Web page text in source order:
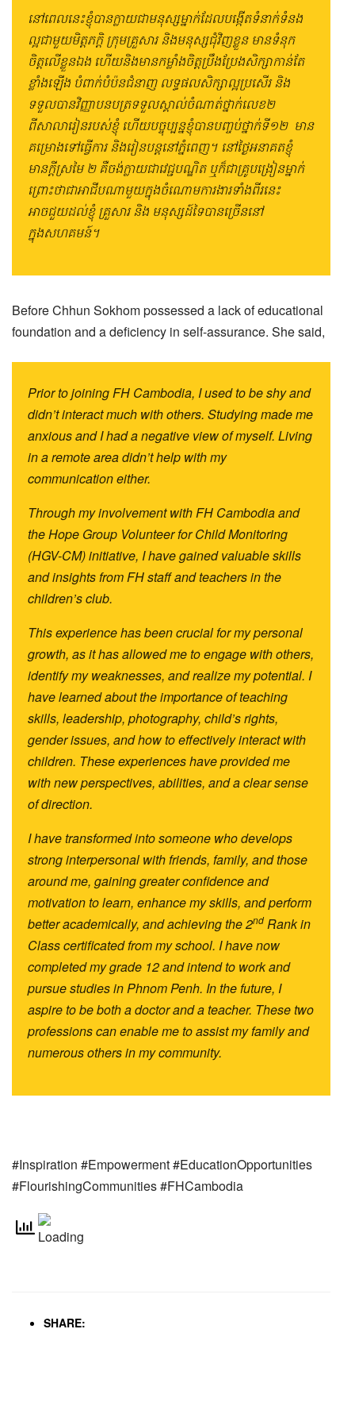
នៅពេលនេះខ្ញុំបានក្លាយជាមនុស្សម្នាក់ដែលបង្កើតទំនាក់ទំនង
ល្អជាមួយមិត្តភក្តិ ក្រុមគ្រួសារ និងមនុស្សជុំវិញខ្លួន មានទំនុក
ចិត្តលើខ្លួនឯង ហើយនិងមានកម្លាំងចិត្តប្រឹងប្រែងសិក្សាកាន់តែ
ខ្លាំងឡើង បំពាក់បំប៉នជំនាញ លទ្ធផលសិក្សាល្អប្រសើរ និង
ទទួលបានវិញ្ញាបនបត្រទទួលស្គាល់ចំណាត់ថ្នាក់លេខ២
ពីសាលារៀនរបស់ខ្ញុំ ហើយបច្ចុប្បន្នខ្ញុំបានបញ្ចប់ថ្នាក់ទី១២ មាន
គម្រោងទៅធ្វើការ និងរៀនបន្តនៅភ្នំពេញ។ នៅថ្ងៃអនាគតខ្ញុំ
មានក្តីស្រមៃ ២ គឺចង់ក្លាយជាវេជ្ជបណ្ឌិត ឬក៏ជាគ្រូបង្រៀនម្នាក់
ព្រោះថាជាអាជីបណាមួយក្នុងចំណោមការងារទាំងពីរនេះ
អាចជួយដល់ខ្ញុំ គ្រួសារ និង មនុស្សដ៍ទៃបានច្រើននៅ
ក្នុងសហគមន៍។
Before Chhun Sokhom possessed a lack of educational
foundation and a deficiency in self-assurance. She said,
Prior to joining FH Cambodia, I used to be shy and
didn’t interact much with others. Studying made me
anxious and I had a negative view of myself. Living
in a remote area didn’t help with my
communication either.
Through my involvement with FH Cambodia and
the Hope Group Volunteer for Child Monitoring
(HGV-CM) initiative, I have gained valuable skills
and insights from FH staff and teachers in the
children’s club.
This experience has been crucial for my personal
growth, as it has allowed me to engage with others,
identify my weaknesses, and realize my potential. I
have learned about the importance of teaching
skills, leadership, photography, child’s rights,
gender issues, and how to effectively interact with
children. These experiences have provided me
with new perspectives, abilities, and a clear sense
of direction.
I have transformed into someone who develops
strong interpersonal with friends, family, and those
around me, gaining greater confidence and
motivation to learn, enhance my skills, and perform
better academically, and achieving the 2nd Rank in
Class certificated from my school. I have now
completed my grade 12 and intend to work and
pursue studies in Phnom Penh. In the future, I
aspire to be both a doctor and a teacher. These two
professions can enable me to assist my family and
numerous others in my community.
#Inspiration #Empowerment #EducationOpportunities
#FlourishingCommunities #FHCambodia
SHARE: